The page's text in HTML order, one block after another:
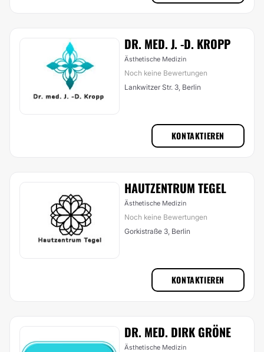
DR. MED. J. -D. KROPP
Ästhetische Medizin
Noch keine Bewertungen
Lankwitzer Str. 3, Berlin
KONTAKTIEREN
HAUTZENTRUM TEGEL
Ästhetische Medizin
Noch keine Bewertungen
Gorkistraße 3, Berlin
KONTAKTIEREN
DR. MED. DIRK GRÖNE
Ästhetische Medizin